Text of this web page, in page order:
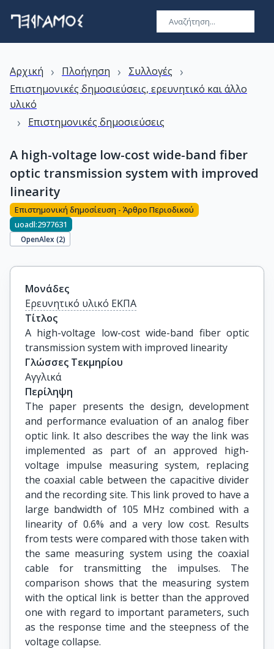
Αρχική › Πλοήγηση › Συλλογές ›
Επιστημονικές δημοσιεύσεις, ερευνητικό και άλλο
υλικό
› Επιστημονικές δημοσιεύσεις
A high-voltage low-cost wide-band fiber
optic transmission system with improved
linearity
Επιστημονική δημοσίευση - Άρθρο Περιοδικού
uoadl:2977631
OpenAlex (2)
Μονάδες
Ερευνητικό υλικό ΕΚΠΑ
Τίτλος
A high-voltage low-cost wide-band fiber optic
transmission system with improved linearity
Γλώσσες Τεκμηρίου
Αγγλικά
Περίληψη
The paper presents the design, development
and performance evaluation of an analog fiber
optic link. It also describes the way the link was
implemented as part of an approved high-
voltage impulse measuring system, replacing
the coaxial cable between the capacitive divider
and the recording site. This link proved to have a
large bandwidth of 105 MHz combined with a
linearity of 0.6% and a very low cost. Results
from tests were compared with those taken with
the same measuring system using the coaxial
cable for transmitting the impulses. The
comparison shows that the measuring system
with the optical link is better than the approved
one with regard to important parameters, such
as the response time and the steepness of the
voltage collapse.